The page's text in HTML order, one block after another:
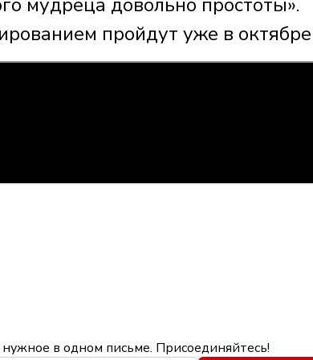
пройдут уже в
в одном письме. Присоединяйтесь!